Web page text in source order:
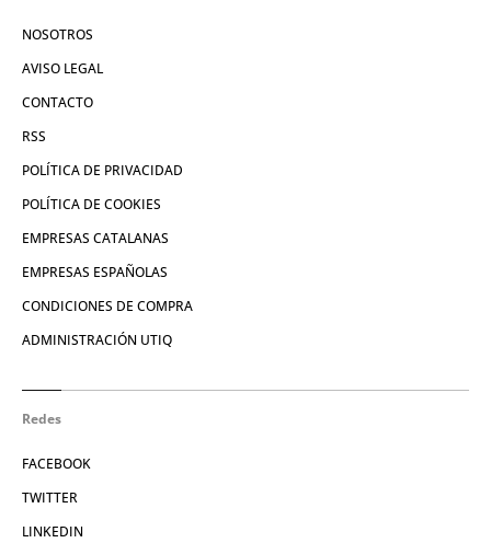
NOSOTROS
AVISO LEGAL
CONTACTO
RSS
POLÍTICA DE PRIVACIDAD
POLÍTICA DE COOKIES
EMPRESAS CATALANAS
EMPRESAS ESPAÑOLAS
CONDICIONES DE COMPRA
ADMINISTRACIÓN UTIQ
Redes
FACEBOOK
TWITTER
LINKEDIN